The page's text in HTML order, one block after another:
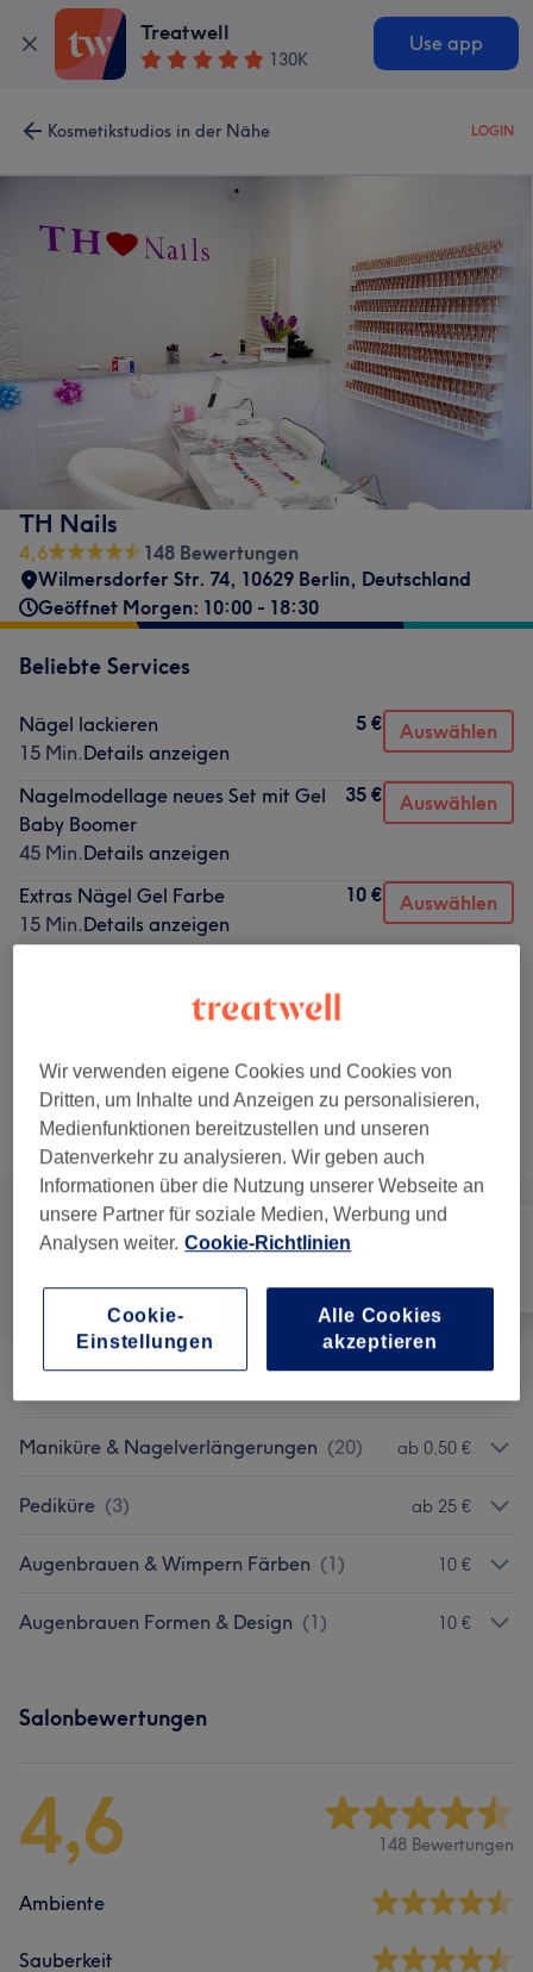
Treatwell
130K
Use app
Kosmetikstudios in der Nähe LOGIN
TH Nails
4,6
148 Bewertungen
Wilmersdorfer Str. 74, 10629 Berlin, Deutschland
Geöffnet Morgen: 10:00 - 18:30
Beliebte Services
Nägel lackieren
15 Min.Details anzeigen
5 € Auswählen
Nagelmodellage neues Set mit Gel
Baby Boomer
45 Min.Details anzeigen
35 € Auswählen
Extras Nägel Gel Farbe
15 Min.Details anzeigen
10 € Auswählen
Details anzeigen
45 Min.Details anzeigen
Alle Services
Maniküre & Nagelverlängerungen (20) ab 0,50 €
Pediküre (3) ab 25 €
Augenbrauen & Wimpern Färben (1) 10 €
Augenbrauen Formen & Design (1) 10 €
Salonbewertungen
4,6 148 Bewertungen
Ambiente
Sauberkeit
Wir verwenden eigene Cookies und Cookies von
Dritten, um Inhalte und Anzeigen zu personalisieren,
Medienfunktionen bereitzustellen und unseren
Datenverkehr zu analysieren. Wir geben auch
Informationen über die Nutzung unserer Webseite an
unsere Partner für soziale Medien, Werbung und
Analysen weiter. Cookie-Richtlinien
Cookie-
Einstellungen
Alle Cookies
akzeptieren